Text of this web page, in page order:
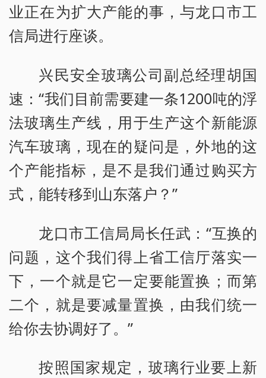
业正在为扩大产能的事，与龙口市工
信局进行座谈。
兴民安全玻璃公司副总经理胡国
速：“我们目前需要建一条1200吨的浮
法玻璃生产线，用于生产这个新能源
汽车玻璃，现在的疑问是，外地的这
个产能指标，是不是我们通过购买方
式，能转移到山东落户？”
龙口市工信局局长任武：“互换的
问题，这个我们得上省工信厅落实一
下，一个就是它一定要能置换；而第
二个，就是要减量置换，由我们统一
给你去协调好了。”
按照国家规定，玻璃行业要上新